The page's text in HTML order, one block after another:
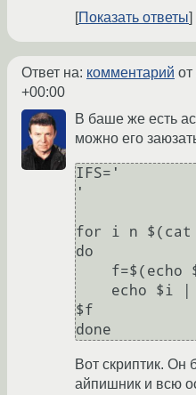
Показать ответы
Ответ на: комментарий
+00:00
В баше же есть
можно его
IFS='
'
for i n
do
$f
Вот скриптик. Он
айпишник и всю